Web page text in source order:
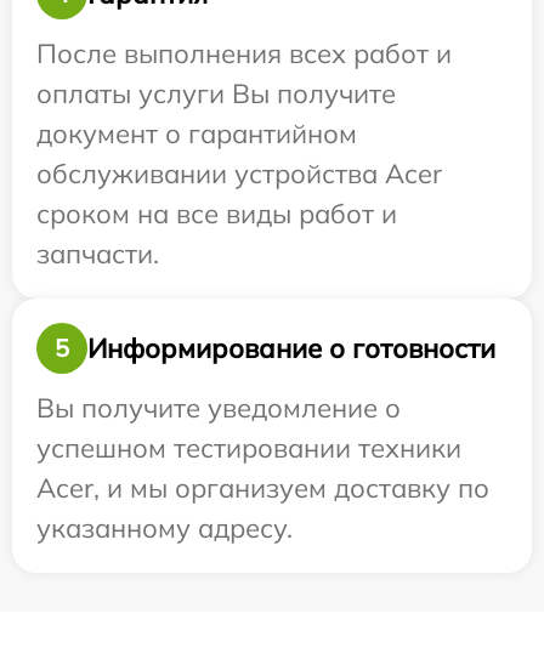
После выполнения всех работ и
оплаты услуги Вы получите
документ о гарантийном
обслуживании устройства Acer
сроком на все виды работ и
запчасти.
5
Информирование о готовности
Вы получите уведомление о
успешном тестировании техники
Acer, и мы организуем доставку по
указанному адресу.